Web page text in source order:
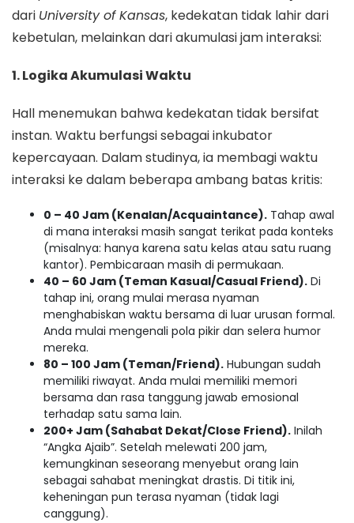
dari University of Kansas, kedekatan tidak lahir dari
kebetulan, melainkan dari akumulasi jam interaksi:
1. Logika Akumulasi Waktu
Hall menemukan bahwa kedekatan tidak bersifat
instan. Waktu berfungsi sebagai inkubator
kepercayaan. Dalam studinya, ia membagi waktu
interaksi ke dalam beberapa ambang batas kritis:
0 – 40 Jam (Kenalan/Acquaintance). Tahap awal
di mana interaksi masih sangat terikat pada konteks
(misalnya: hanya karena satu kelas atau satu ruang
kantor). Pembicaraan masih di permukaan.
40 – 60 Jam (Teman Kasual/Casual Friend). Di
tahap ini, orang mulai merasa nyaman
menghabiskan waktu bersama di luar urusan formal.
Anda mulai mengenali pola pikir dan selera humor
mereka.
80 – 100 Jam (Teman/Friend). Hubungan sudah
memiliki riwayat. Anda mulai memiliki memori
bersama dan rasa tanggung jawab emosional
terhadap satu sama lain.
200+ Jam (Sahabat Dekat/Close Friend). Inilah
“Angka Ajaib”. Setelah melewati 200 jam,
kemungkinan seseorang menyebut orang lain
sebagai sahabat meningkat drastis. Di titik ini,
keheningan pun terasa nyaman (tidak lagi
canggung).